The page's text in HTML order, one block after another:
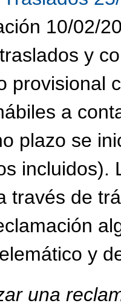
10/02/
y
provisional
a
plazo se
incluidos).
través de
y
una